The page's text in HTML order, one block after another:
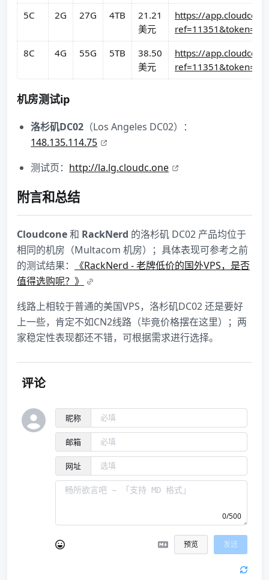
5C
2G 27G 4TB
21.21
美元
https://
8C
4G 55G 5TB
38.50
美元
https://
机房测试ip
洛杉矶DC02 （Los Angeles DC02）：
148.135.114.75
测试页： http://la.lg.cloudc.one
附言和总结
Cloudcone和 RackNerd 的洛杉矶 DC02 产品均位于
相同的机房（Multacom 机房）；具体表现可参考之前
的测试结果：
《RackNerd - 老牌低价的国外VPS，是否
值得选购呢？》
线路上相较于普通的美国VPS，洛杉矶DC02 还是要好
上一些，肯定不如CN2线路（毕竟价格摆在这里）；两
家稳定性表现都还不错，可根据需求进行选择。
评论
昵称
邮箱
网址
0/500
预览 发送